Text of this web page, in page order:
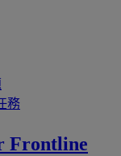
務
Frontline